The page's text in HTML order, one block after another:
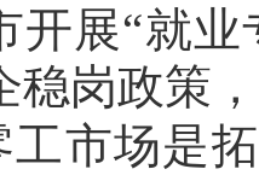
开展“就
稳岗政策
工市场是